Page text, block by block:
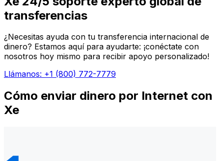
transferencias
¿Necesitas ayuda con tu transferencia internacional de
dinero? Estamos aquí para ayudarte: ¡conéctate con
nosotros hoy mismo para recibir apoyo personalizado!
Llámanos: +1 (800) 772-7779
Cómo enviar dinero por Internet con
Xe